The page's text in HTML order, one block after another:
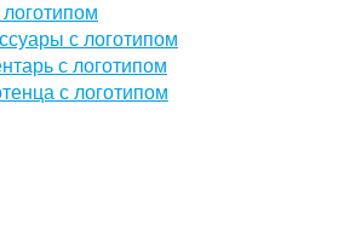
с логотипом
с логотипом
с логотипом